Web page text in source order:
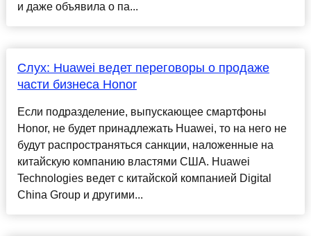
и даже объявила о па...
Слух: Huawei ведет переговоры о продаже
части бизнеса Honor
Если подразделение, выпускающее смартфоны
Honor, не будет принадлежать Huawei, то на него не
будут распространяться санкции, наложенные на
китайскую компанию властями США. Huawei
Technologies ведет с китайской компанией Digital
China Group и другими...